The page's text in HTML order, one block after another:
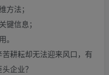
方法；
键信息；
。
耕耘却无法迎来风口，有
企业？